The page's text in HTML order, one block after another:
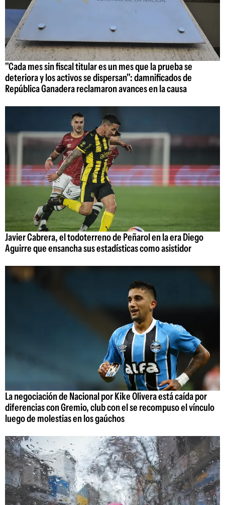
"Cada mes sin fiscal titular es un mes que la prueba se
deteriora y los activos se dispersan": damnificados de
República Ganadera reclamaron avances en la causa
Javier Cabrera, el todoterreno de Peñarol en la era Diego
Aguirre que ensancha sus estadísticas como asistidor
La negociación de Nacional por Kike Olivera está caída por
diferencias con Gremio, club con el se recompuso el vínculo
luego de molestias en los gaúchos